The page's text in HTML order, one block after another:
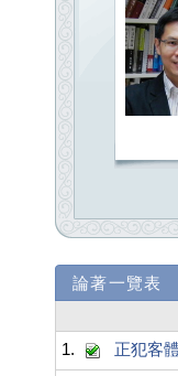
論著一覽表
1.
正犯客